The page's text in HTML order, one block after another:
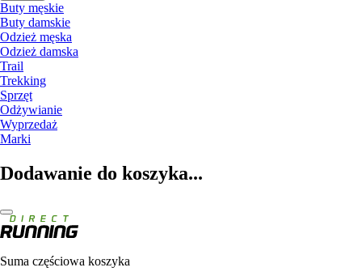
Buty męskie
Buty damskie
Odzież męska
Odzież damska
Trail
Trekking
Sprzęt
Odżywianie
Wyprzedaż
Marki
Dodawanie do koszyka...
Suma częściowa koszyka